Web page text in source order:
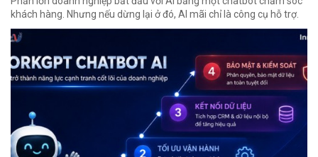
khách hàng. Nhưng nếu dừng lại ở đó, AI mãi chỉ là công cụ hỗ trợ.